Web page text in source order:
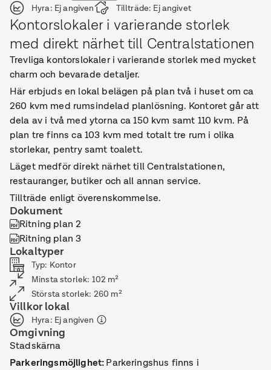
Hyra: Ej angiven Tillträde: Ej angivet
Kontorslokaler i varierande storlek
med direkt närhet till Centralstationen
Trevliga kontorslokaler i varierande storlek med mycket
charm och bevarade detaljer.
Här erbjuds en lokal belägen på plan två i huset om ca
260 kvm med rumsindelad planlösning. Kontoret går att
dela av i två med ytorna ca 150 kvm samt 110 kvm. På
plan tre finns ca 103 kvm med totalt tre rum i olika
storlekar, pentry samt toalett.
Läget medför direkt närhet till Centralstationen,
restauranger, butiker och all annan service.
Tillträde enligt överenskommelse.
Dokument
Ritning plan 2
Ritning plan 3
Lokaltyper
Typ: Kontor
Minsta storlek: 102 m²
Största storlek: 260 m²
Villkor lokal
Hyra: Ej angiven
Omgivning
Stadskärna
Parkeringsmöjlighet:Parkeringshus finns i